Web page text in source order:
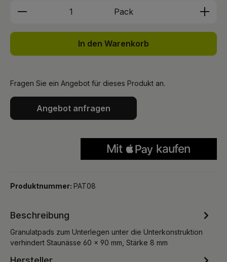
Produkt Anzahl: Gib den
Pack
In den Warenkorb
Fragen Sie ein Angebot für dieses Produkt an.
Angebot anfragen
Produktnummer: PAT08
Beschreibung
Granulatpads zum Unterlegen unter die Unterkonstruktion
verhindert Staunässe 60 x 90 mm, Stärke 8 mm